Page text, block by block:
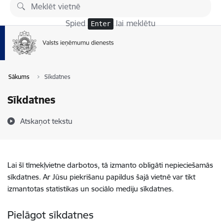
Pāriet uz lapas saturu
Spied Enter lai meklētu
Sākums Sīkdatnes
Sīkdatnes
Atskaņot tekstu
Lai šī tīmekļvietne darbotos, tā izmanto obligāti nepieciešamās
sīkdatnes. Ar Jūsu piekrišanu papildus šajā vietnē var tikt
izmantotas statistikas un sociālo mediju sīkdatnes.
Pielāgot sīkdatnes